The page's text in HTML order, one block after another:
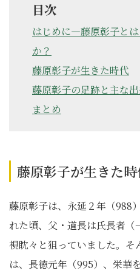
目次
はじめに―藤原彰子と
か？
藤原彰子が生きた時代
藤原彰子の足跡と主な
まとめ
藤原彰子が生きた
藤原彰子は、永延２年（988
れた頃、父・道長は氏長者
視眈々と狙っていました。そ
は、長徳元年（995）、栄華